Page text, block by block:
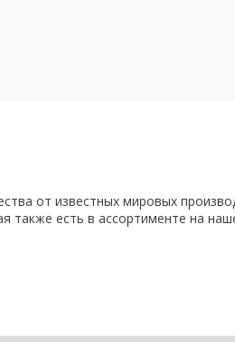
от известных мировых
также есть в ассортименте на